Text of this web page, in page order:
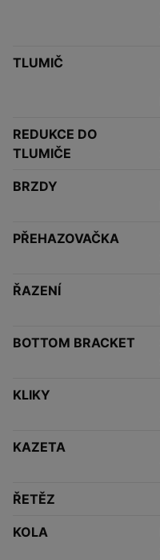
TLUMIČ
REDUKCE DO
TLUMIČE
BRZDY
PŘEHAZOVAČKA
ŘAZENÍ
BOTTOM BRACKET
KLIKY
KAZETA
ŘETĚZ
KOLA